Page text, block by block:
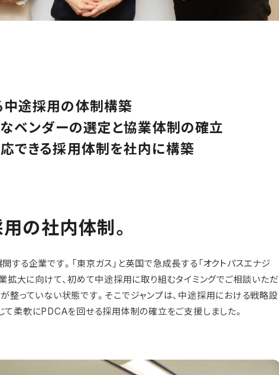
中途採用の体制構築
なベンダーの選定と協業体制の確立
できる採用体制を社内に構築
の社内体制 。
る企業です。「東京ガス」と英国で急成長する「オクトパスエナジ
拡大に向けて、初めて中途採用に取り組むタイミングでご相談いただ
整っていない状態です。そこでジャンプは、中途採用における戦略設
柔軟にPDCAを回せる採用体制の確立をご支援しました。